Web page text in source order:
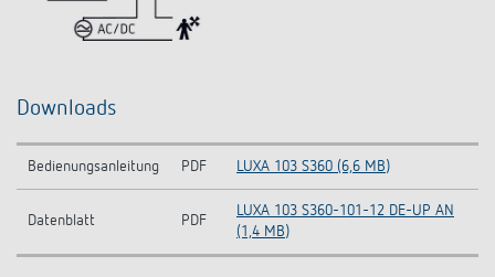
Downloads
Bedienungsanleitung PDF LUXA 103 S360 (6,6 MB)
Datenblatt PDF
LUXA 103 S360-101-12 DE-UP AN
(1,4 MB)